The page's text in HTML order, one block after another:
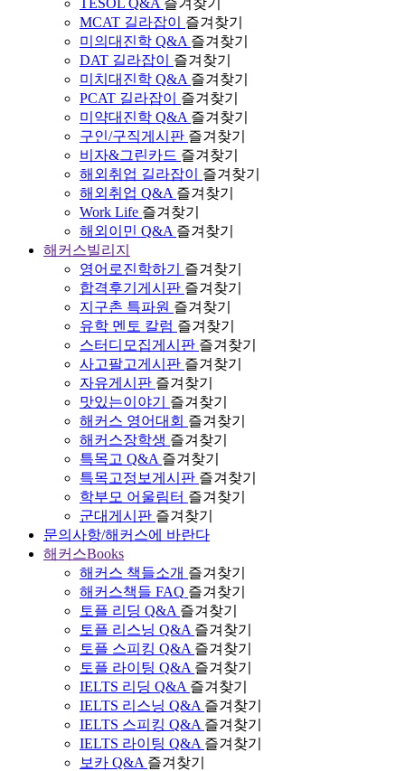
MCAT 길라잡이
즐겨찾기
미의대진학 Q&A 즐겨찾기
DAT 길라잡이
즐겨찾기
미치대진학 Q&A 즐겨찾기
PCAT 길라잡이
즐겨찾기
미약대진학 Q&A 즐겨찾기
구인/구직게시판 즐겨찾기
비자&그린카드 즐겨찾기
해외취업 길라잡이
즐겨찾기
해외취업 Q&A 즐겨찾기
Work Life 즐겨찾기
해외이민 Q&A 즐겨찾기
해커스빌리지
영어로진학하기
즐겨찾기
합격후기게시판 즐겨찾기
지구촌 특파원 즐겨찾기
유학 멘토 칼럼 즐겨찾기
스터디모집게시판 즐겨찾기
사고팔고게시판 즐겨찾기
자유게시판 즐겨찾기
맛있는이야기
즐겨찾기
해커스 영어대회 즐겨찾기
해커스장학생 즐겨찾기
특목고 Q&A 즐겨찾기
특목고정보게시판 즐겨찾기
학부모 어울림터 즐겨찾기
군대게시판 즐겨찾기
문의사항/해커스에 바란다
해커스Books
해커스 책들소개 즐겨찾기
해커스책들 FAQ 즐겨찾기
토플 리딩 Q&A 즐겨찾기
토플 리스닝 Q&A 즐겨찾기
토플 스피킹 Q&A 즐겨찾기
토플 라이팅 Q&A 즐겨찾기
IELTS 리딩 Q&A 즐겨찾기
IELTS 리스닝 Q&A 즐겨찾기
IELTS 스피킹 Q&A 즐겨찾기
IELTS 라이팅 Q&A 즐겨찾기
보카 Q&A 즐겨찾기